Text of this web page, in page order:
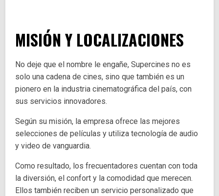
MISIÓN Y LOCALIZACIONES
No deje que el nombre le engañe, Supercines no es
solo una cadena de cines, sino que también es un
pionero en la industria cinematográfica del país, con
sus servicios innovadores.
Según su misión, la empresa ofrece las mejores
selecciones de películas y utiliza tecnología de audio
y video de vanguardia.
Como resultado, los frecuentadores cuentan con toda
la diversión, el confort y la comodidad que merecen.
Ellos también reciben un servicio personalizado que